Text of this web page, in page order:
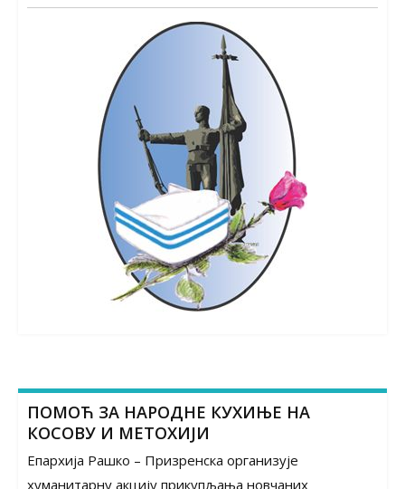
ПОМОЋ ЗА НАРОДНЕ КУХИЊЕ НА
КОСОВУ И МЕТОХИЈИ
Епархија Рашко – Призренска организује
хуманитарну акцију прикупљања новчаних